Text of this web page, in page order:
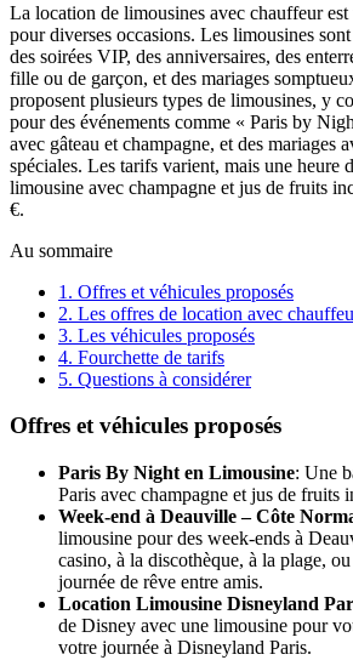
La location de limousines avec chauffeur
pour diverses occasions. Les limousines
des soirées VIP, des anniversaires, des
fille ou de garçon, et des mariages
proposent plusieurs types de limousines, y
pour des événements comme « Paris by
avec gâteau et champagne, et des mariages
spéciales. Les tarifs varient, mais une heure
limousine avec champagne et jus de fruits
€.
Au sommaire
1. Offres et véhicules proposés
2. Les offres de location avec
3. Les véhicules proposés
4. Fourchette de tarifs
5. Questions à considérer
Offres et véhicules proposés
Paris By Night en Limousine: Une
Paris avec champagne et jus de fruits
Week-end à Deauville – Côte
limousine pour des week-ends à
casino, à la discothèque, à la plage,
journée de rêve entre amis.
Location Limousine Disneyland
de Disney avec une limousine pour
votre journée à Disneyland Paris.